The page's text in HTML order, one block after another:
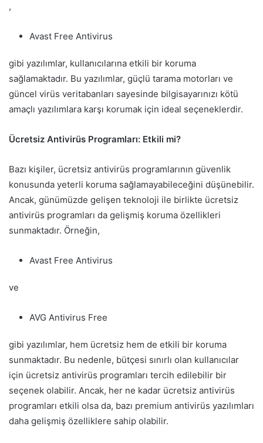
,
Avast Free Antivirus
gibi yazılımlar, kullanıcılarına etkili bir koruma
sağlamaktadır. Bu yazılımlar, güçlü tarama motorları ve
güncel virüs veritabanları sayesinde bilgisayarınızı kötü
amaçlı yazılımlara karşı korumak için ideal seçeneklerdir.
Ücretsiz Antivirüs Programları: Etkili mi?
Bazı kişiler, ücretsiz antivirüs programlarının güvenlik
konusunda yeterli koruma sağlamayabileceğini düşünebilir.
Ancak, günümüzde gelişen teknoloji ile birlikte ücretsiz
antivirüs programları da gelişmiş koruma özellikleri
sunmaktadır. Örneğin,
Avast Free Antivirus
ve
AVG Antivirus Free
gibi yazılımlar, hem ücretsiz hem de etkili bir koruma
sunmaktadır. Bu nedenle, bütçesi sınırlı olan kullanıcılar
için ücretsiz antivirüs programları tercih edilebilir bir
seçenek olabilir. Ancak, her ne kadar ücretsiz antivirüs
programları etkili olsa da, bazı premium antivirüs yazılımları
daha gelişmiş özelliklere sahip olabilir.